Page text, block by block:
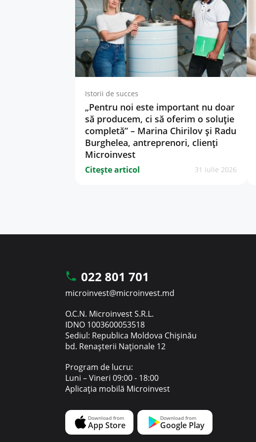
Istorii de succes
„Pentru noi este important nu doar
să producem, ci să oferim o soluție
completă” – Marina Chirilov și Radu
Burghelea, antreprenori, clienți
Microinvest
Citește articol 31 iulie 2026
022 801 701
microinvest@microinvest.md
O.C.N. Microinvest S.R.L.
IDNO 1003600053518
Sediul: Republica Moldova Chișinău
bd. Renașterii Naționale 12
Program de lucru:
Luni – Vineri 09:00 - 18:00
Aplicația mobilă Microinvest